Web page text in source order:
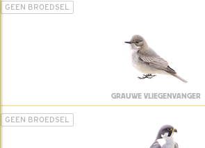
GEEN BROEDSEL
GRAUWE VLIEGENVANGER
GEEN BROEDSEL